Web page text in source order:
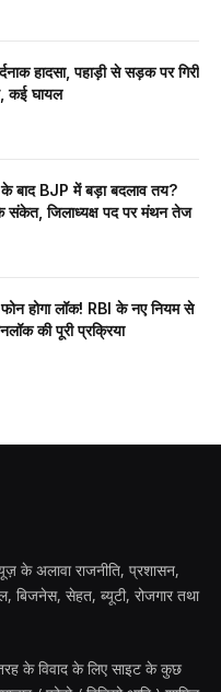
हादसा, पहाड़ी से सड़क पर गिरी
कई घायल
के बाद BJP में बड़ा बदलाव तय?
संकेत, जिलाध्यक्ष पद पर मंथन तेज
होगा लॉक! RBI के नए नियम से
की पूरी प्रक्रिया
के अलावा राजनीति, प्रशासन,
बिजनेस, सेहत, ब्यूटी, रोजगार तथा
के विवाद के लिए साइट के कुछ